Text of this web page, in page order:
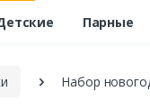
Парные
Набор